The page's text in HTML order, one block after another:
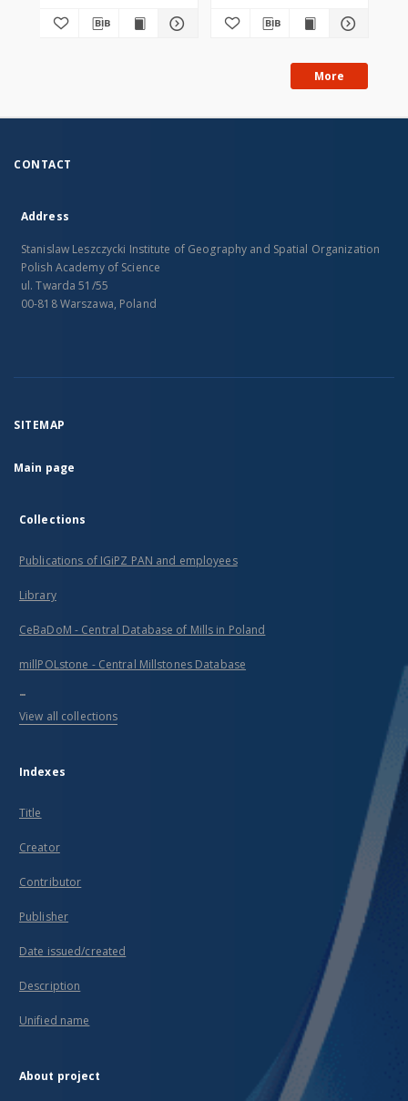
More
CONTACT
Address
Stanislaw Leszczycki Institute of Geography and Spatial Organization
Polish Academy of Science
ul. Twarda 51/55
00-818 Warszawa, Poland
SITEMAP
Main page
Collections
Publications of IGiPZ PAN and employees
Library
CeBaDoM - Central Database of Mills in Poland
millPOLstone - Central Millstones Database
...
View all collections
Indexes
Title
Creator
Contributor
Publisher
Date issued/created
Description
Unified name
About project